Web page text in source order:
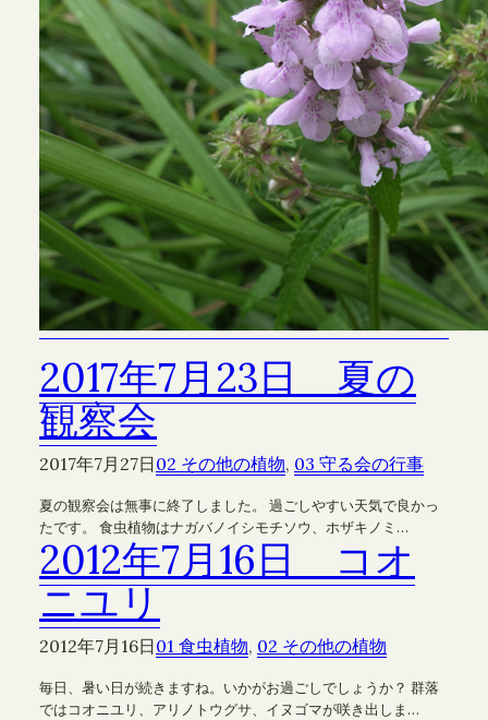
2017年7月23日 夏の
観察会
2017年7月27日02 その他の植物, 03 守る会の行事
夏の観察会は無事に終了しました。 過ごしやすい天気で良かっ
たです。 食虫植物はナガバノイシモチソウ、ホザキノミ…
2012年7月16日 コオ
ニユリ
2012年7月16日01 食虫植物, 02 その他の植物
毎日、暑い日が続きますね。いかがお過ごしでしょうか？ 群落
ではコオニユリ、アリノトウグサ、イヌゴマが咲き出しま…